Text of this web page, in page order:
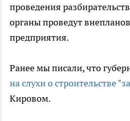
проведения
органы проведут
предприятия.
Ранее мы писали, что
на слухи о строительстве
Кировом.